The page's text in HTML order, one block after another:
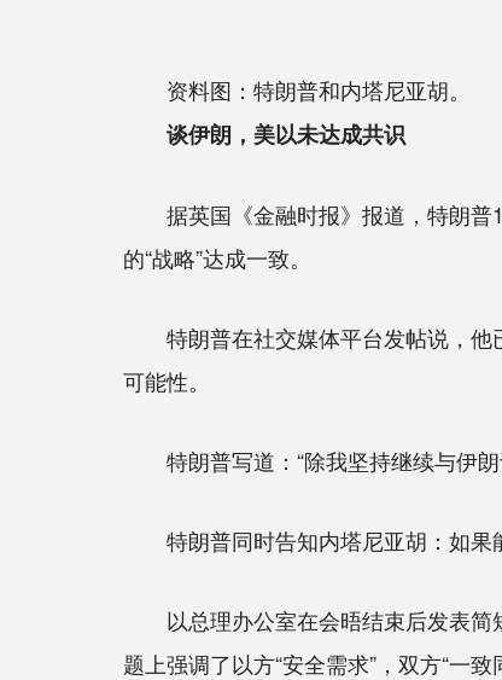
资料图：特朗普和内塔尼亚胡。
谈伊朗，美以未达成共识
据英国《金融时报》报道，特朗普
的“战略”达成一致。
特朗普在社交媒体平台发帖说，他
可能性。
特朗普写道：“除我坚持继续与伊朗
特朗普同时告知内塔尼亚胡：如果
以总理办公室在会晤结束后发表简
题上强调了以方“安全需求”，双方“一致